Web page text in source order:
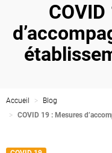
Accueil
Blog
COVID 19 : Mesures